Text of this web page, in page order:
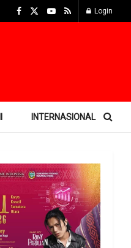
Login
INTERNASIONAL